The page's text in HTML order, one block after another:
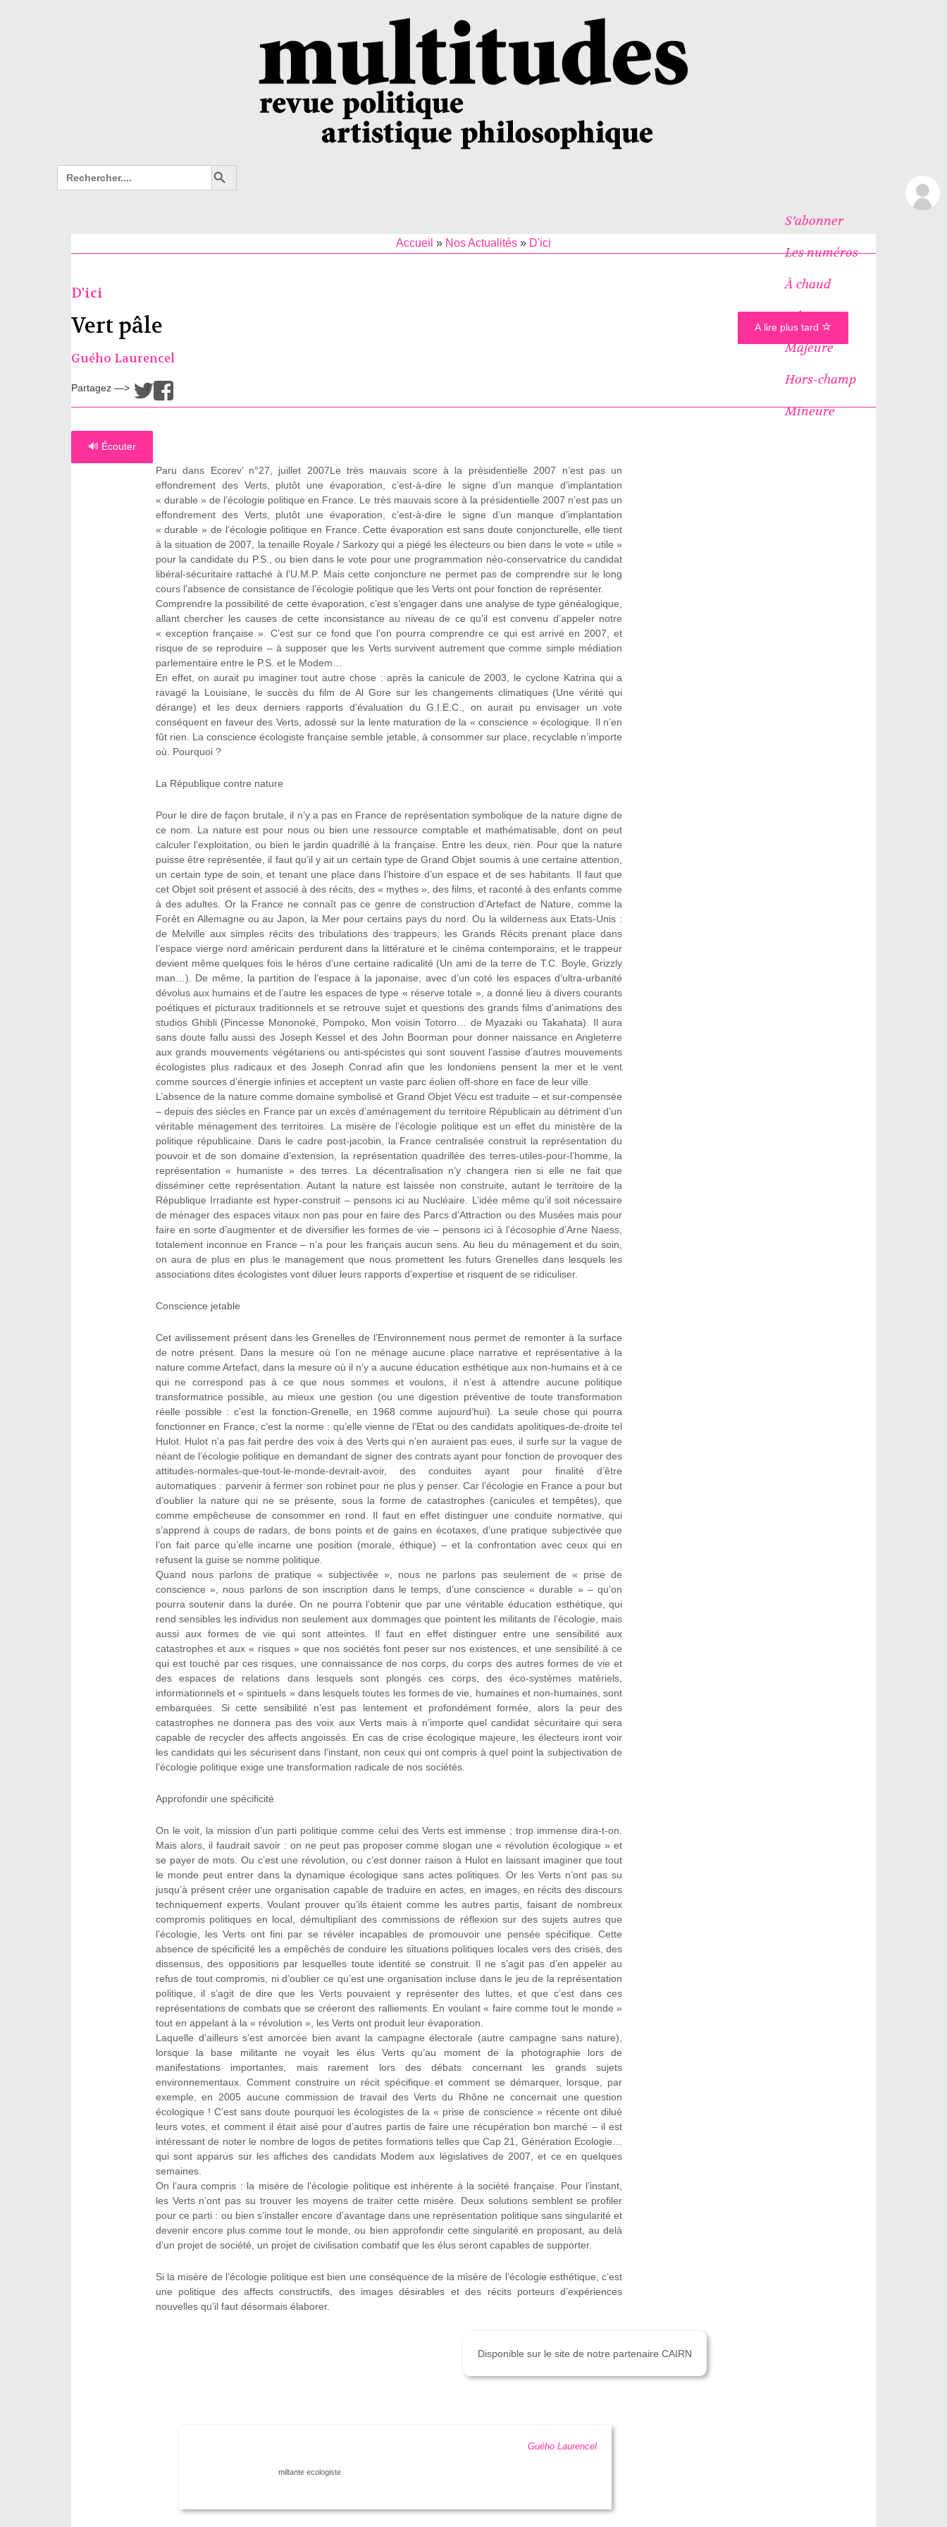
Search
for:
Search Button
S’abonner
Les numéros
À chaud
Icônes
Majeure
Hors-champ
Mineure
Accueil » Nos Actualités» D'ici
D'ici
Vert pâle
Guého Laurencel
Partagez —> /
🔊 Écouter
Paru dans Ecorev’ n°27, juillet 2007Le très mauvais score à la présidentielle 2007 n’est pas un
effondrement des Verts, plutôt une évaporation, c’est-à-dire le signe d’un manque d’implantation
« durable » de l’écologie politique en France. Le très mauvais score à la présidentielle 2007 n’est pas un
effondrement des Verts, plutôt une évaporation, c’est-à-dire le signe d’un manque d’implantation
« durable » de l’écologie politique en France. Cette évaporation est sans doute conjoncturelle, elle tient
à la situation de 2007, la tenaille Royale / Sarkozy qui a piégé les électeurs ou bien dans le vote « utile »
pour la candidate du P.S., ou bien dans le vote pour une programmation néo-conservatrice du candidat
libéral-sécuritaire rattaché à l’U.M.P. Mais cette conjoncture ne permet pas de comprendre sur le long
cours l’absence de consistance de l’écologie politique que les Verts ont pour fonction de représenter.
Comprendre la possibilité de cette évaporation, c’est s’engager dans une analyse de type généalogique,
allant chercher les causes de cette inconsistance au niveau de ce qu’il est convenu d’appeler notre
« exception française ». C’est sur ce fond que l’on pourra comprendre ce qui est arrivé en 2007, et
risque de se reproduire – à supposer que les Verts survivent autrement que comme simple médiation
parlementaire entre le P.S. et le Modem…
En effet, on aurait pu imaginer tout autre chose : après la canicule de 2003, le cyclone Katrina qui a
ravagé la Louisiane, le succès du film de Al Gore sur les changements climatiques (Une vérité qui
dérange) et les deux derniers rapports d’évaluation du G.I.E.C., on aurait pu envisager un vote
conséquent en faveur des Verts, adossé sur la lente maturation de la « conscience » écologique. Il n’en
fût rien. La conscience écologiste française semble jetable, à consommer sur place, recyclable n’importe
où. Pourquoi ?
La République contre nature
Pour le dire de façon brutale, il n’y a pas en France de représentation symbolique de la nature digne de
ce nom. La nature est pour nous ou bien une ressource comptable et mathématisable, dont on peut
calculer l’exploitation, ou bien le jardin quadrillé à la française. Entre les deux, rien. Pour que la nature
puisse être représentée, il faut qu’il y ait un certain type de Grand Objet soumis à une certaine attention,
un certain type de soin, et tenant une place dans l’histoire d’un espace et de ses habitants. Il faut que
cet Objet soit présent et associé à des récits, des « mythes », des films, et raconté à des enfants comme
à des adultes. Or la France ne connaît pas ce genre de construction d’Artefact de Nature, comme la
Forêt en Allemagne ou au Japon, la Mer pour certains pays du nord. Ou la wilderness aux Etats-Unis :
de Melville aux simples récits des tribulations des trappeurs, les Grands Récits prenant place dans
l’espace vierge nord américain perdurent dans la littérature et le cinéma contemporains, et le trappeur
devient même quelques fois le héros d’une certaine radicalité (Un ami de la terre de T.C. Boyle, Grizzly
man…). De même, la partition de l’espace à la japonaise, avec d’un coté les espaces d’ultra-urbanité
dévolus aux humains et de l’autre les espaces de type « réserve totale », a donné lieu à divers courants
poétiques et picturaux traditionnels et se retrouve sujet et questions des grands films d’animations des
studios Ghibli (Pincesse Mononoké, Pompoko, Mon voisin Totorro… de Myazaki ou Takahata). Il aura
sans doute fallu aussi des Joseph Kessel et des John Boorman pour donner naissance en Angleterre
aux grands mouvements végétariens ou anti-spécistes qui sont souvent l’assise d’autres mouvements
écologistes plus radicaux et des Joseph Conrad afin que les londoniens pensent la mer et le vent
comme sources d’énergie infinies et acceptent un vaste parc éolien off-shore en face de leur ville.
L’absence de la nature comme domaine symbolisé et Grand Objet Vécu est traduite – et sur-compensée
– depuis des siècles en France par un excès d’aménagement du territoire Républicain au détriment d’un
véritable ménagement des territoires. La misère de l’écologie politique est un effet du ministère de la
politique républicaine. Dans le cadre post-jacobin, la France centralisée construit la représentation du
pouvoir et de son domaine d’extension, la représentation quadrillée des terres-utiles-pour-l’homme, la
représentation « humaniste » des terres. La décentralisation n’y changera rien si elle ne fait que
disséminer cette représentation. Autant la nature est laissée non construite, autant le territoire de la
République Irradiante est hyper-construit – pensons ici au Nucléaire. L’idée même qu’il soit nécessaire
de ménager des espaces vitaux non pas pour en faire des Parcs d’Attraction ou des Musées mais pour
faire en sorte d’augmenter et de diversifier les formes de vie – pensons ici à l’écosophie d’Arne Naess,
totalement inconnue en France – n’a pour les français aucun sens. Au lieu du ménagement et du soin,
on aura de plus en plus le management que nous promettent les futurs Grenelles dans lesquels les
associations dites écologistes vont diluer leurs rapports d’expertise et risquent de se ridiculiser.
Conscience jetable
Cet avilissement présent dans les Grenelles de l’Environnement nous permet de remonter à la surface
de notre présent. Dans la mesure où l’on ne ménage aucune place narrative et représentative à la
nature comme Artefact, dans la mesure où il n’y a aucune éducation esthétique aux non-humains et à ce
qui ne correspond pas à ce que nous sommes et voulons, il n’est à attendre aucune politique
transformatrice possible, au mieux une gestion (ou une digestion préventive de toute transformation
réelle possible : c’est la fonction-Grenelle, en 1968 comme aujourd’hui). La seule chose qui pourra
fonctionner en France, c’est la norme : qu’elle vienne de l’Etat ou des candidats apolitiques-de-droite tel
Hulot. Hulot n’a pas fait perdre des voix à des Verts qui n’en auraient pas eues, il surfe sur la vague de
néant de l’écologie politique en demandant de signer des contrats ayant pour fonction de provoquer des
attitudes-normales-que-tout-le-monde-devrait-avoir, des conduites ayant pour finalité d’être
automatiques : parvenir à fermer son robinet pour ne plus y penser. Car l’écologie en France a pour but
d’oublier la nature qui ne se présente, sous la forme de catastrophes (canicules et tempêtes), que
comme empêcheuse de consommer en rond. Il faut en effet distinguer une conduite normative, qui
s’apprend à coups de radars, de bons points et de gains en écotaxes, d’une pratique subjectivée que
l’on fait parce qu’elle incarne une position (morale, éthique) – et la confrontation avec ceux qui en
refusent la guise se nomme politique.
Quand nous parlons de pratique « subjectivée », nous ne parlons pas seulement de « prise de
conscience », nous parlons de son inscription dans le temps, d’une conscience « durable » – qu’on
pourra soutenir dans la durée. On ne pourra l’obtenir que par une véritable éducation esthétique, qui
rend sensibles les individus non seulement aux dommages que pointent les militants de l’écologie, mais
aussi aux formes de vie qui sont atteintes. Il faut en effet distinguer entre une sensibilité aux
catastrophes et aux « risques » que nos sociétés font peser sur nos existences, et une sensibilité à ce
qui est touché par ces risques, une connaissance de nos corps, du corps des autres formes de vie et
des espaces de relations dans lesquels sont plongés ces corps, des éco-systèmes matériels,
informationnels et « spirituels » dans lesquels toutes les formes de vie, humaines et non-humaines, sont
embarquées. Si cette sensibilité n’est pas lentement et profondément formée, alors la peur des
catastrophes ne donnera pas des voix aux Verts mais à n’importe quel candidat sécuritaire qui sera
capable de recycler des affects angoissés. En cas de crise écologique majeure, les électeurs iront voir
les candidats qui les sécurisent dans l’instant, non ceux qui ont compris à quel point la subjectivation de
l’écologie politique exige une transformation radicale de nos sociétés.
Approfondir une spécificité
On le voit, la mission d’un parti politique comme celui des Verts est immense ; trop immense dira-t-on.
Mais alors, il faudrait savoir : on ne peut pas proposer comme slogan une « révolution écologique » et
se payer de mots. Ou c’est une révolution, ou c’est donner raison à Hulot en laissant imaginer que tout
le monde peut entrer dans la dynamique écologique sans actes politiques. Or les Verts n’ont pas su
jusqu’à présent créer une organisation capable de traduire en actes, en images, en récits des discours
techniquement experts. Voulant prouver qu’ils étaient comme les autres partis, faisant de nombreux
compromis politiques en local, démultipliant des commissions de réflexion sur des sujets autres que
l’écologie, les Verts ont fini par se révéler incapables de promouvoir une pensée spécifique. Cette
absence de spécificité les a empêchés de conduire les situations politiques locales vers des crises, des
dissensus, des oppositions par lesquelles toute identité se construit. Il ne s’agit pas d’en appeler au
refus de tout compromis, ni d’oublier ce qu’est une organisation incluse dans le jeu de la représentation
politique, il s’agit de dire que les Verts pouvaient y représenter des luttes, et que c’est dans ces
représentations de combats que se créeront des ralliements. En voulant « faire comme tout le monde »
tout en appelant à la « révolution », les Verts ont produit leur évaporation.
Laquelle d’ailleurs s’est amorcée bien avant la campagne électorale (autre campagne sans nature),
lorsque la base militante ne voyait les élus Verts qu’au moment de la photographie lors de
manifestations importantes, mais rarement lors des débats concernant les grands sujets
environnementaux. Comment construire un récit spécifique et comment se démarquer, lorsque, par
exemple, en 2005 aucune commission de travail des Verts du Rhône ne concernait une question
écologique ! C’est sans doute pourquoi les écologistes de la « prise de conscience » récente ont dilué
leurs votes, et comment il était aisé pour d’autres partis de faire une récupération bon marché – il est
intéressant de noter le nombre de logos de petites formations telles que Cap 21, Génération Ecologie…
qui sont apparus sur les affiches des candidats Modem aux législatives de 2007, et ce en quelques
semaines.
On l’aura compris : la misère de l’écologie politique est inhérente à la société française. Pour l’instant,
les Verts n’ont pas su trouver les moyens de traiter cette misère. Deux solutions semblent se profiler
pour ce parti : ou bien s’installer encore d’avantage dans une représentation politique sans singularité et
devenir encore plus comme tout le monde, ou bien approfondir cette singularité en proposant, au delà
d’un projet de société, un projet de civilisation combatif que les élus seront capables de supporter.
Si la misère de l’écologie politique est bien une conséquence de la misère de l’écologie esthétique, c’est
une politique des affects constructifs, des images désirables et des récits porteurs d’expériences
nouvelles qu’il faut désormais élaborer.
A lire plus tard
Disponible sur le site de notre partenaire CAIRN
Guého Laurencel
miltante ecologiste